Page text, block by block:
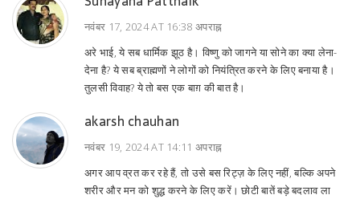
नवंबर 17, 2024 AT 16:38 अपराह्न
अरे भाई, ये सब धार्मिक झूठ है। विष्णु को जागने या सोने का क्या लेना-
देना है? ये सब ब्राह्मणों ने लोगों को नियंत्रित करने के लिए बनाया है।
तुलसी विवाह? ये तो बस एक बाग़ की बात है।
akarsh chauhan
नवंबर 19, 2024 AT 14:11 अपराह्न
अगर आप व्रत कर रहे हैं, तो उसे बस रिट्ज़ के लिए नहीं, बल्कि अपने
शरीर और मन को शुद्ध करने के लिए करें। छोटी बातें बड़े बदलाव ला